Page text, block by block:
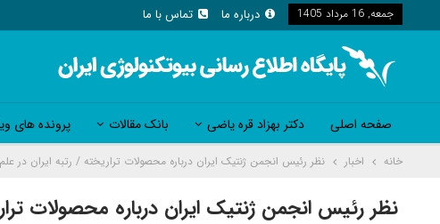
جمعه, 16 مرداد 1405 درباره ما تماس با ما
صفحه اصلی دکتر بهزاد قره یاضی بانک مقالات پرونده های
خانه اخبار نظر رئیس انجمن ژنتیک ایران درباره محصولات تراریخته / رتبه ایران در
نظر رئیس انجمن ژنتیک ایران درباره محصولات